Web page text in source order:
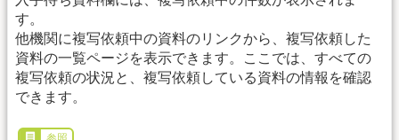
す。
他機関に複写依頼中の資料のリンクから、複写依頼した
資料の一覧ページを表示できます。ここでは、すべての
複写依頼の状況と、複写依頼している資料の情報を確認
できます。